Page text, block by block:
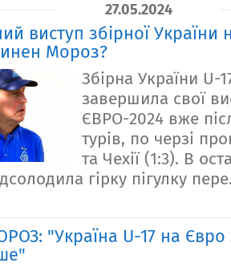
27.05.2024
виступ збірної
Мороз?
Збірна України U-
завершила свої
ЄВРО-2024 вже
турів, по черзі
та Чехії (1:3). В
гірку пігулку
"Україна U-17 на Євро